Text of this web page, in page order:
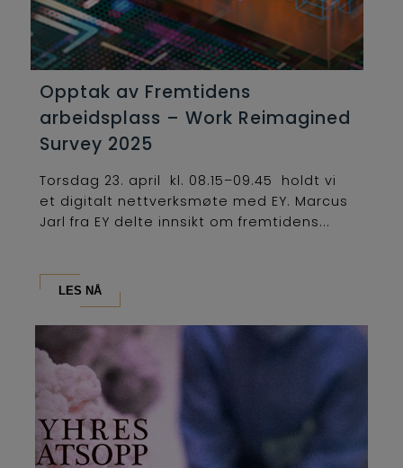
Opptak av Fremtidens
arbeidsplass – Work Reimagined
Survey 2025
Torsdag 23. april kl. 08.15–09.45 holdt vi
et digitalt nettverksmøte med EY. Marcus
Jarl fra EY delte innsikt om fremtidens...
LES NÅ